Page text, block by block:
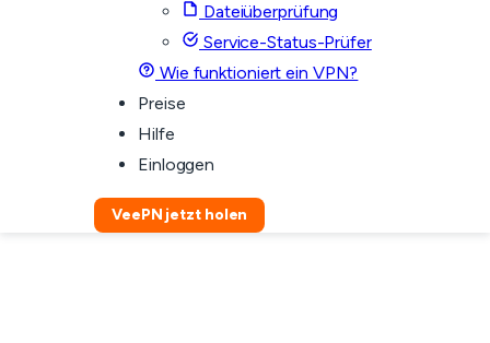
Dateiüberprüfung
Service-Status-Prüfer
Wie funktioniert ein VPN?
Preise
Hilfe
Einloggen
VeePN jetzt holen